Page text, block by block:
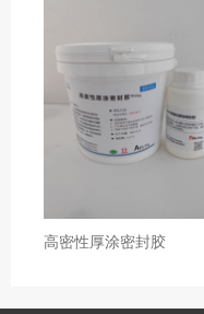
高密性厚涂密封胶